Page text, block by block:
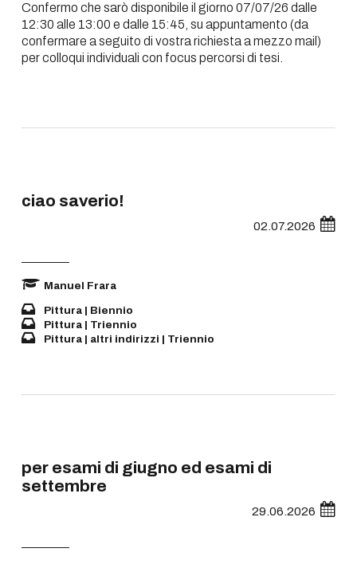
Confermo che sarò disponibile il giorno 07/07/26 dalle
12:30 alle 13:00 e dalle 15:45, su appuntamento (da
confermare a seguito di vostra richiesta a mezzo mail)
per colloqui individuali con focus percorsi di tesi.
ciao saverio!
02.07.2026
Manuel Frara
Pittura | Biennio
Pittura | Triennio
Pittura | altri indirizzi | Triennio
per esami di giugno ed esami di
settembre
29.06.2026